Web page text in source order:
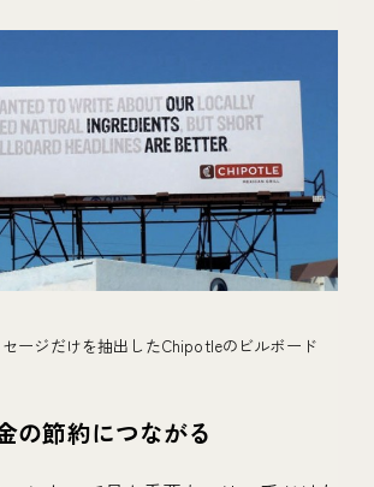
ージだけを抽出したChipotleのビルボード
の節約につながる